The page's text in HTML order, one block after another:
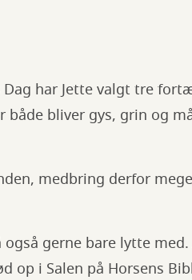
har Jette valgt tre
både bliver gys, grin og
medbring derfor
også gerne bare lytte
op i Salen på Horsens